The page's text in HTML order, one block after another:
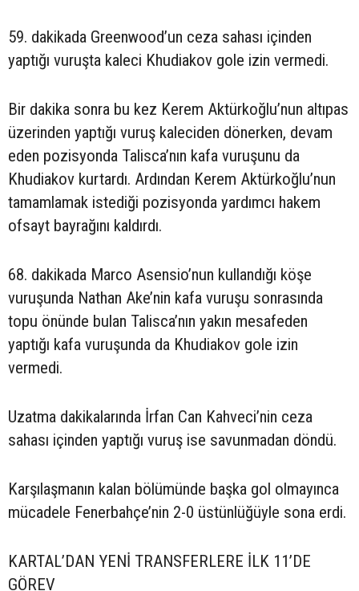
59. dakikada Greenwood’un ceza sahası içinden
yaptığı vuruşta kaleci Khudiakov gole izin vermedi.
Bir dakika sonra bu kez Kerem Aktürkoğlu’nun altıpas
üzerinden yaptığı vuruş kaleciden dönerken, devam
eden pozisyonda Talisca’nın kafa vuruşunu da
Khudiakov kurtardı. Ardından Kerem Aktürkoğlu’nun
tamamlamak istediği pozisyonda yardımcı hakem
ofsayt bayrağını kaldırdı.
68. dakikada Marco Asensio’nun kullandığı köşe
vuruşunda Nathan Ake’nin kafa vuruşu sonrasında
topu önünde bulan Talisca’nın yakın mesafeden
yaptığı kafa vuruşunda da Khudiakov gole izin
vermedi.
Uzatma dakikalarında İrfan Can Kahveci’nin ceza
sahası içinden yaptığı vuruş ise savunmadan döndü.
Karşılaşmanın kalan bölümünde başka gol olmayınca
mücadele Fenerbahçe’nin 2-0 üstünlüğüyle sona erdi.
KARTAL’DAN YENİ TRANSFERLERE İLK 11’DE
GÖREV